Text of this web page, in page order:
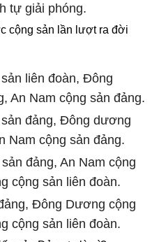
tự giải phóng.
cộng sản lần lượt ra đời
liên đoàn, Đông
An Nam cộng sản đảng.
đảng, Đông dương
Nam cộng sản đảng.
đảng, An Nam cộng
cộng sản liên đoàn.
Đông Dương cộng
cộng sản liên đoàn.